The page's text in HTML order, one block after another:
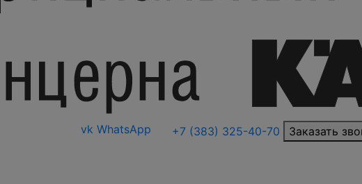
vk WhatsApp +7 (383) 325-40-70 Заказать